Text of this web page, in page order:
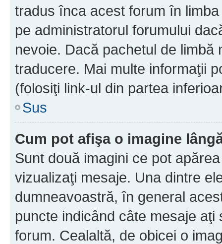
tradus înca acest forum în
pe administratorul forumului
nevoie. Dacă pachetul de
traducere. Mai multe informaţii
(folosiţi link-ul din partea
Sus
Cum pot afişa o imagine
Sunt două imagini ce pot
vizualizaţi mesaje. Una dintre
dumneavoastră, în general
puncte indicând câte mesaje
forum. Cealaltă, de obicei o